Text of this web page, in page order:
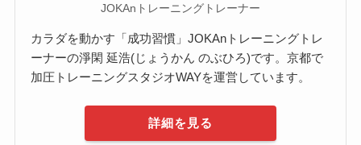
JOKAnトレーニングトレーナー
カラダを動かす「成功習慣」JOKAnトレーニングトレ
ーナーの淨閑 延浩(じょうかん のぶひろ)です。京都で
加圧トレーニングスタジオWAYを運営しています。
詳細を見る